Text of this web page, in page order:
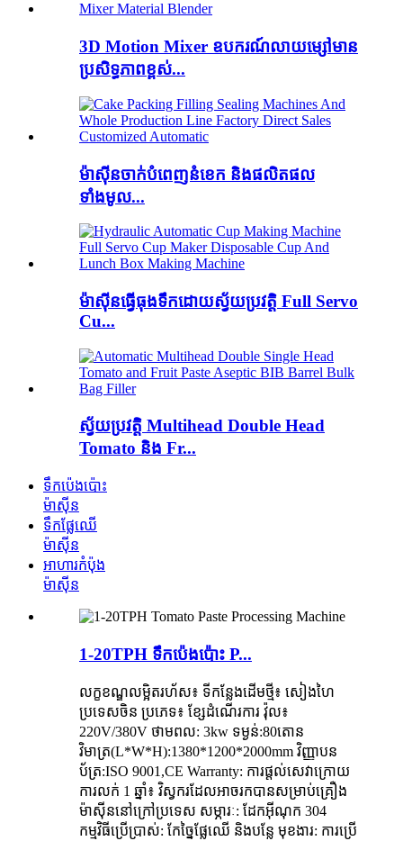
3D Motion Mixer ឧបករណ៍លាយម្សៅមាន
ប្រសិទ្ធភាពខ្ពស់...
ម៉ាស៊ីនចាក់បំពេញនំខេក និងផលិតផល
ទាំងមូល...
ម៉ាស៊ីនធ្វើធុងទឹកដោយស្វ័យប្រវត្តិ Full Servo
Cu...
ស្វ័យប្រវត្តិ Multihead Double Head
Tomato និង Fr...
ទឹក​ប៉េងប៉ោះ
ម៉ាស៊ីន
ទឹកផ្លែឈើ
ម៉ាស៊ីន
អាហារកំប៉ុង
ម៉ាស៊ីន
1-20TPH ទឹកប៉េងប៉ោះ P...
លក្ខខណ្ឌលម្អិតរហ័ស៖ ទីកន្លែងដើមថ្មី៖ សៀងហៃ
ប្រទេសចិន ប្រភេទ៖ ខ្សែដំណើរការ វ៉ុល៖
220V/380V ថាមពល: 3kw ទម្ងន់:80តោន
វិមាត្រ(L*W*H):1380*1200*2000mm វិញ្ញាបន
ប័ត្រ:ISO 9001,CE Warranty: ការផ្តល់សេវាក្រោយ
ការលក់ 1 ឆ្នាំ៖ វិស្វករដែលអាចរកបានសម្រាប់គ្រឿង
ម៉ាស៊ីននៅក្រៅប្រទេស សម្ភារៈ: ដែកអ៊ីណុក 304
កម្មវិធីប្រើប្រាស់: កែច្នៃផ្លែឈើ និងបន្លែ មុខងារ: ការប្រើ